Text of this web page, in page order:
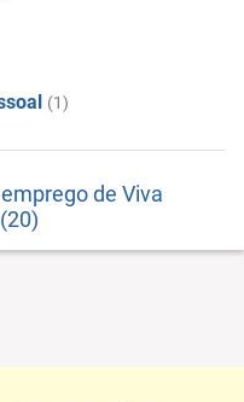
(1)
de Viva